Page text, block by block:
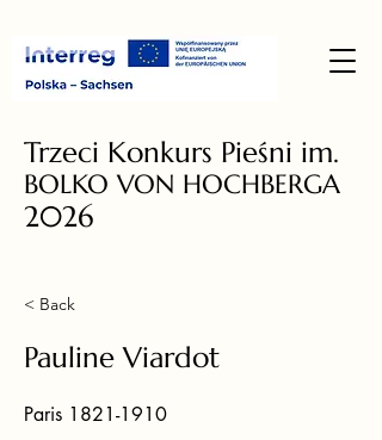
Trzeci Konkurs Pieśni im.
BOLKO VON HOCHBERGA
2026
< Back
Pauline Viardot
Paris 1821-1910